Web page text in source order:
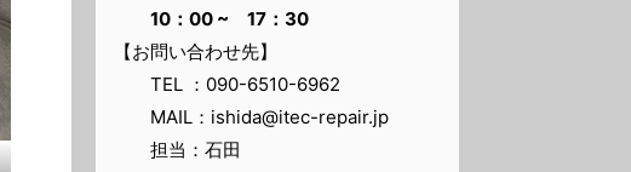
10：00 ~ 17：30
【お問い合わせ先】
TEL ：090-6510-6962
MAIL：ishida@itec-repair.jp
担当：石田